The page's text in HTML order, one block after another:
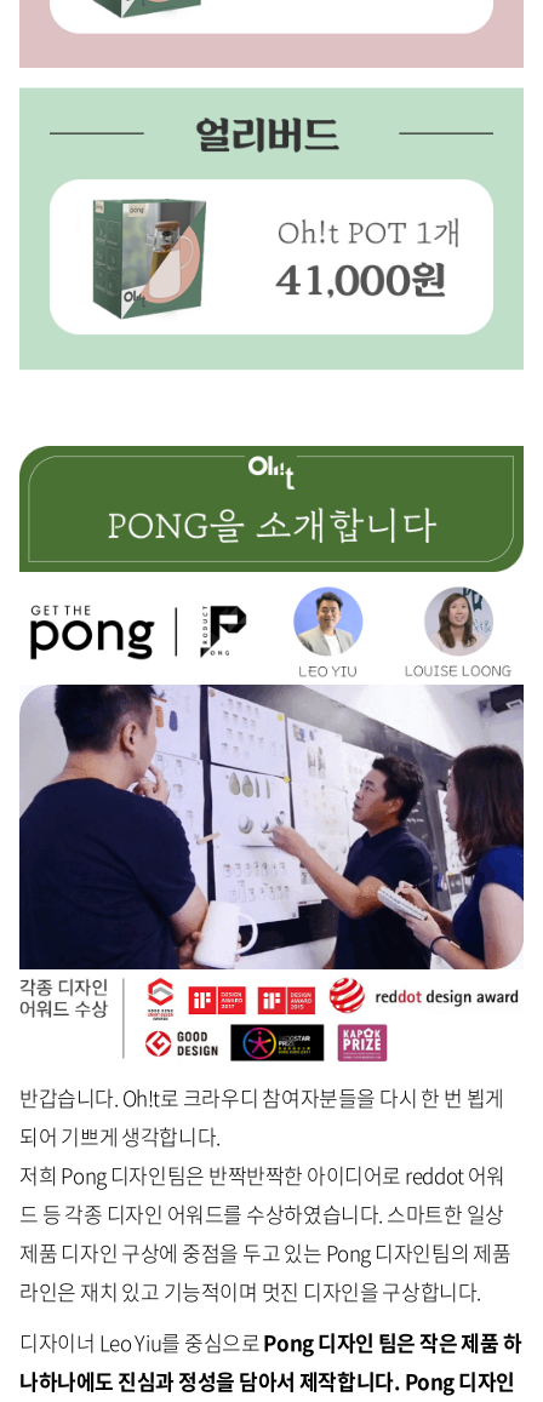
반갑습니다. Oh!t로 크라우디 참여자분들을 다시 한 번 뵙게
되어 기쁘게 생각합니다.
저희 Pong 디자인팀은 반짝반짝한 아이디어로 reddot 어워
드 등 각종 디자인 어워드를 수상하였습니다. 스마트한 일상
제품 디자인 구상에 중점을 두고 있는 Pong 디자인팀의 제품
라인은 재치 있고 기능적이며 멋진 디자인을 구상합니다.
디자이너 Leo Yiu를 중심으로Pong 디자인 팀은 작은 제품 하
나하나에도 진심과 정성을 담아서 제작합니다. Pong 디자인